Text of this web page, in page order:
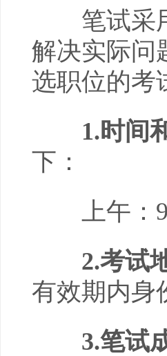
笔试采用
解决实际问
选职位的考
1.时间
下：
上午：
2.考试
有效期内身
3.笔试